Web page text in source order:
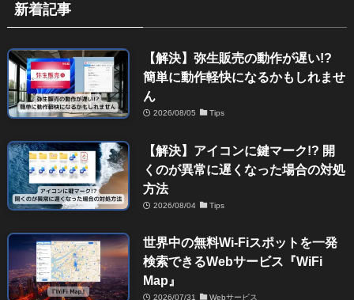
新着記事
【解決】弥生販売の動作が遅い!?
簡単に動作軽快になるかもしれませ
ん
2026/08/05 Tips
【解決】アイコンに鍵マーク!? 開
くのが異常に遅くなった場合の対処
方法
2026/08/04 Tips
世界中の無料Wi-Fiスポットを一発
検索できるWebサービス『WiFi
Map』
2026/07/31 Webサービス